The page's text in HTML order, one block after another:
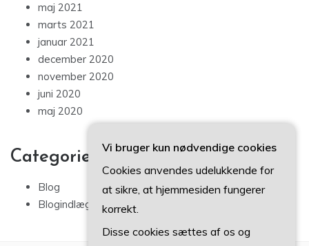
maj 2021
marts 2021
januar 2021
december 2020
november 2020
juni 2020
maj 2020
Categories
Blog
Blogindlæg
Vi bruger kun nødvendige cookies
Cookies anvendes udelukkende for
at sikre, at hjemmesiden fungerer
korrekt.
Disse cookies sættes af os og